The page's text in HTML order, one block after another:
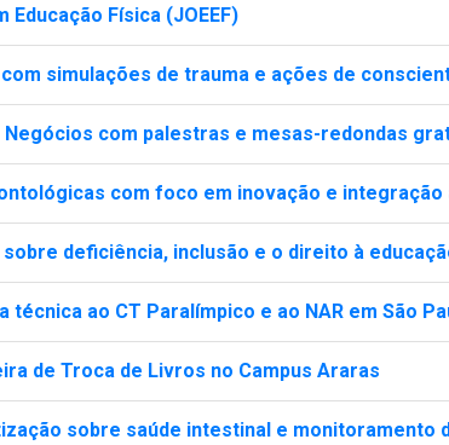
Educação Física (JOEEF)
simulações de trauma e ações de
Negócios com palestras e mesas-redondas
com foco em inovação e integração
deficiência, inclusão e o direito à
ao CT Paralímpico e ao NAR em São
de Troca de Livros no Campus Araras
sobre saúde intestinal e monitoramento